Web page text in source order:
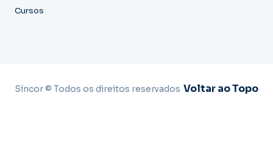
Cursos
Sincor © Todos os direitos reservados Voltar ao Topo